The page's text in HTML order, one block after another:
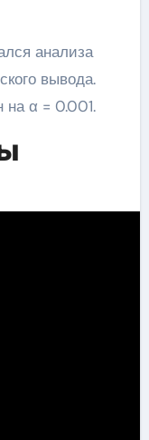
анализа
вывода.
на α = 0.001.